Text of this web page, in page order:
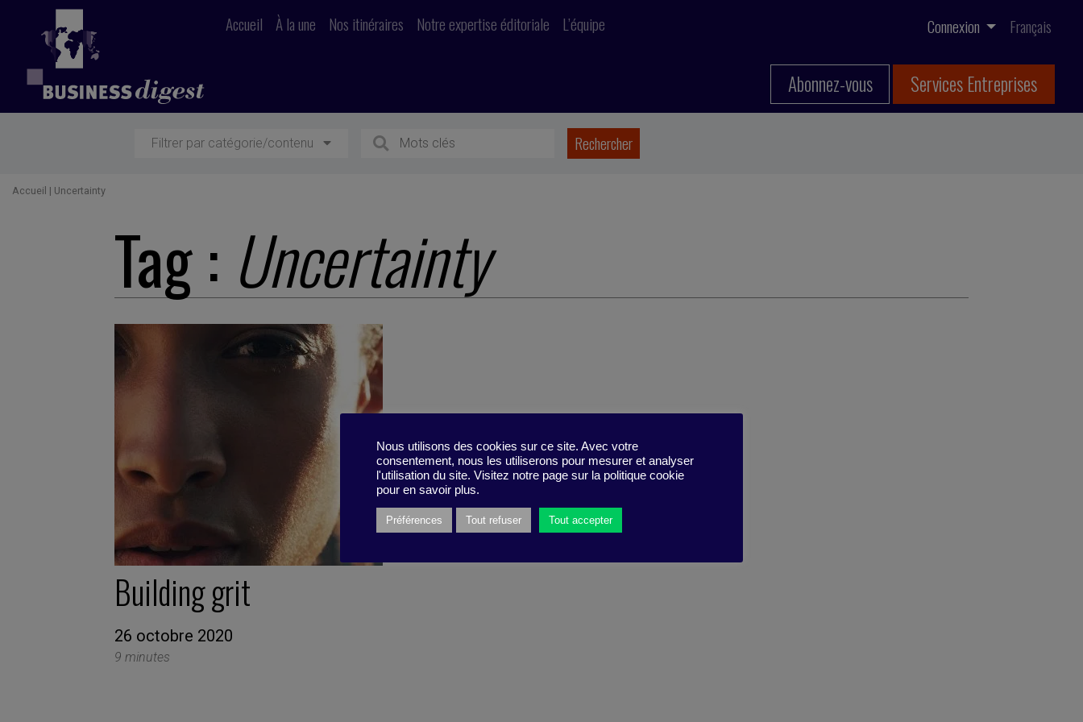
Accueil À la une Nos itinéraires Notre expertise éditoriale L’équipe Connexion Français
Abonnez-vous Services Entreprises
Filtrer par catégorie/contenu
Accueil | Uncertainty
Tag : Uncertainty
Building grit
26 octobre 2020
9 minutes
Nous utilisons des cookies sur ce site. Avec votre
consentement, nous les utiliserons pour mesurer et analyser
l'utilisation du site. Visitez notre page sur la politique cookie
pour en savoir plus.
Préférences Tout refuser Tout accepter